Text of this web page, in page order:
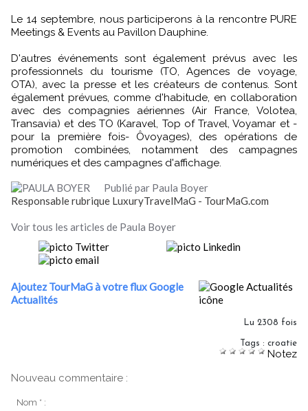
Le 14 septembre, nous participerons à la rencontre PURE
Meetings & Events au Pavillon Dauphine.
D'autres événements sont également prévus avec les
professionnels du tourisme (TO, Agences de voyage,
OTA), avec la presse et les créateurs de contenus. Sont
également prévues, comme d'habitude, en collaboration
avec des compagnies aériennes (Air France, Volotea,
Transavia) et des TO (Karavel, Top of Travel, Voyamar et -
pour la première fois- Ôvoyages), des opérations de
promotion combinées, notamment des campagnes
numériques et des campagnes d'affichage.
Publié par Paula Boyer
Responsable rubrique LuxuryTravelMaG - TourMaG.com
Voir tous les articles de Paula Boyer
Ajoutez TourMaG à votre flux Google
Actualités
Lu 2308 fois
Tags : croatie
Notez
Nouveau commentaire :
Nom * :